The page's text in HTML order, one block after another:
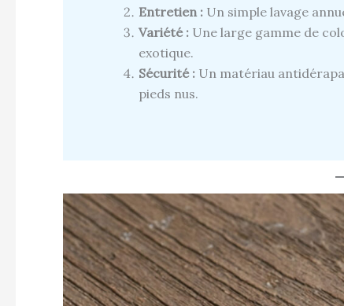
Entretien : Un simple lavage
Variété : Une large gamme de
exotique.
Sécurité : Un matériau
pieds nus.